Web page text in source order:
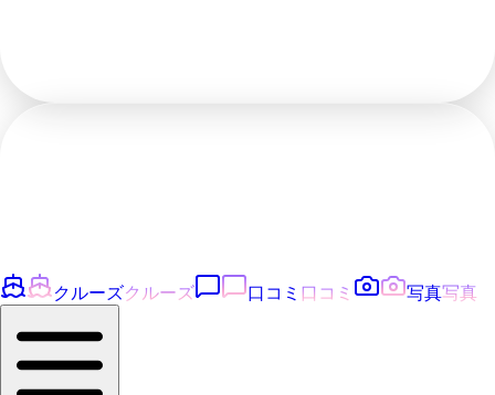
クルーズクルーズ 口コミ 口コミ 写真写真